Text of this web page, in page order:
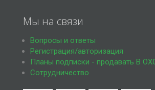
Мы на связи
Вопросы и ответы
Регистрация/авторизация
Планы подписки - продавать В
Сотрудничество